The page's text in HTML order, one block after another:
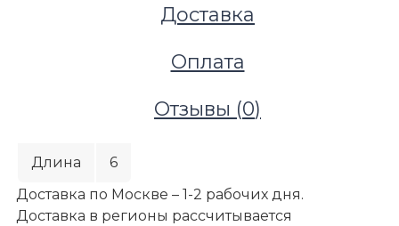
Доставка
Оплата
Отзывы (0)
Длина
6
Доставка по Москве – 1-2 рабочих дня.
Доставка в регионы рассчитывается